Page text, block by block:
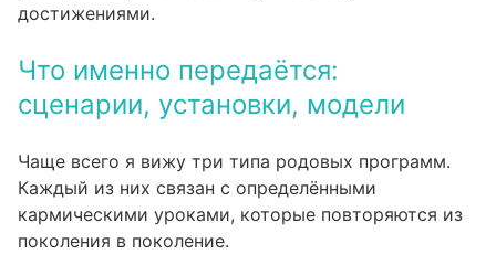
достижениями.
Что именно передаётся:
сценарии, установки, модели
Чаще всего я вижу три типа родовых программ.
Каждый из них связан с определёнными
кармическими уроками, которые повторяются из
поколения в поколение.